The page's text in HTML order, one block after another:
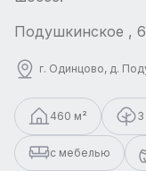
Подушкинское ,
г. Одинцово, д.
460 м² 3
с мебелью